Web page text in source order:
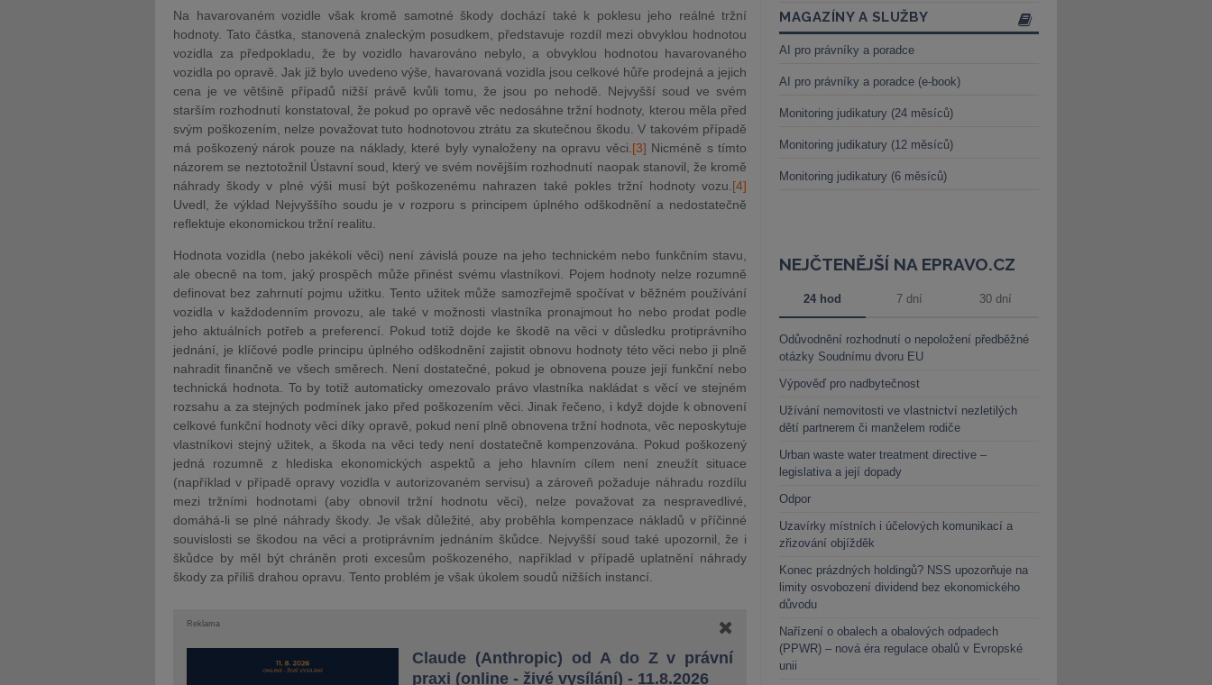
Na havarovaném vozidle však kromě samotné škody dochází také k poklesu jeho reálné tržní
hodnoty. Tato částka, stanovená znaleckým posudkem, představuje rozdíl mezi obvyklou hodnotou
vozidla za předpokladu, že by vozidlo havarováno nebylo, a obvyklou hodnotou havarovaného
vozidla po opravě. Jak již bylo uvedeno výše, havarovaná vozidla jsou celkové hůře prodejná a jejich
cena je ve většině případů nižší právě kvůli tomu, že jsou po nehodě. Nejvyšší soud ve svém
starším rozhodnutí konstatoval, že pokud po opravě věc nedosáhne tržní hodnoty, kterou měla před
svým poškozením, nelze považovat tuto hodnotovou ztrátu za skutečnou škodu. V takovém případě
má poškozený nárok pouze na náklady, které byly vynaloženy na opravu věci. [3] Nicméně s tímto
názorem se neztotožnil Ústavní soud, který ve svém novějším rozhodnutí naopak stanovil, že kromě
náhrady škody v plné výši musí být poškozenému nahrazen také pokles tržní hodnoty vozu. [4]
Uvedl, že výklad Nejvyššího soudu je v rozporu s principem úplného odškodnění a nedostatečně
reflektuje ekonomickou tržní realitu.
Hodnota vozidla (nebo jakékoli věci) není závislá pouze na jeho technickém nebo funkčním stavu,
ale obecně na tom, jaký prospěch může přinést svému vlastníkovi. Pojem hodnoty nelze rozumně
definovat bez zahrnutí pojmu užitku. Tento užitek může samozřejmě spočívat v běžném používání
vozidla v každodenním provozu, ale také v možnosti vlastníka pronajmout ho nebo prodat podle
jeho aktuálních potřeb a preferencí. Pokud totiž dojde ke škodě na věci v důsledku protiprávního
jednání, je klíčové podle principu úplného odškodnění zajistit obnovu hodnoty této věci nebo ji plně
nahradit finančně ve všech směrech. Není dostatečné, pokud je obnovena pouze její funkční nebo
technická hodnota. To by totiž automaticky omezovalo právo vlastníka nakládat s věcí ve stejném
rozsahu a za stejných podmínek jako před poškozením věci. Jinak řečeno, i když dojde k obnovení
celkové funkční hodnoty věci díky opravě, pokud není plně obnovena tržní hodnota, věc neposkytuje
vlastníkovi stejný užitek, a škoda na věci tedy není dostatečně kompenzována. Pokud poškozený
jedná rozumně z hlediska ekonomických aspektů a jeho hlavním cílem není zneužít situace
(například v případě opravy vozidla v autorizovaném servisu) a zároveň požaduje náhradu rozdílu
mezi tržními hodnotami (aby obnovil tržní hodnotu věci), nelze považovat za nespravedlivé,
domáhá-li se plné náhrady škody. Je však důležité, aby proběhla kompenzace nákladů v příčinné
souvislosti se škodou na věci a protiprávním jednáním škůdce. Nejvyšší soud také upozornil, že i
škůdce by měl být chráněn proti excesům poškozeného, například v případě uplatnění náhrady
škody za příliš drahou opravu. Tento problém je však úkolem soudů nižších instancí.
Reklama
Claude (Anthropic) od A do Z v právní
praxi (online - živé vysílání) - 11.8.2026
MAGAZÍNY A SLUŽBY
AI pro právníky a poradce
AI pro právníky a poradce (e-book)
Monitoring judikatury (24 měsíců)
Monitoring judikatury (12 měsíců)
Monitoring judikatury (6 měsíců)
NEJČTENĚJŠÍ NA EPRAVO.CZ
24 hod 7 dní 30 dní
Odůvodnění rozhodnutí o nepoložení předběžné
otázky Soudnímu dvoru EU
Výpověď pro nadbytečnost
Užívání nemovitosti ve vlastnictví nezletilých
dětí partnerem či manželem rodiče
Urban waste water treatment directive –
legislativa a její dopady
Odpor
Uzavírky místních i účelových komunikací a
zřizování objížděk
Konec prázdných holdingů? NSS upozorňuje na
limity osvobození dividend bez ekonomického
důvodu
Nařízení o obalech a obalových odpadech
(PPWR) – nová éra regulace obalů v Evropské
unii